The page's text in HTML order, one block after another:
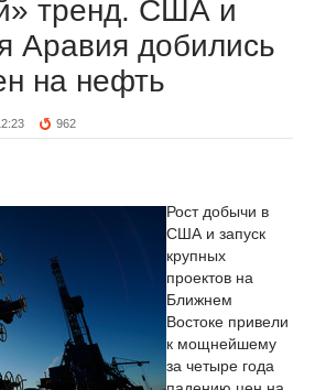
тренд. США и
Аравия добились
на нефть
962
Рост добычи в
США и запуск
крупных
проектов на
Ближнем
Востоке привели
к мощнейшему
за четыре года